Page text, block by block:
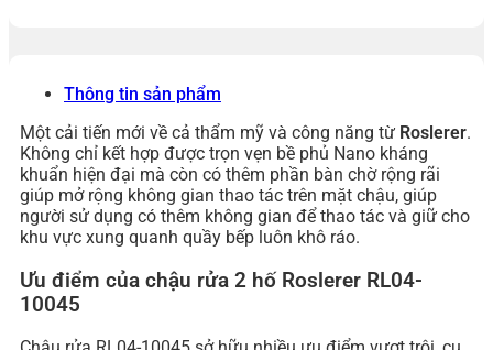
Thông tin sản phẩm
Một cải tiến mới về cả thẩm mỹ và công năng từ Roslerer.
Không chỉ kết hợp được trọn vẹn bề phủ Nano kháng
khuẩn hiện đại mà còn có thêm phần bàn chờ rộng rãi
giúp mở rộng không gian thao tác trên mặt chậu, giúp
người sử dụng có thêm không gian để thao tác và giữ cho
khu vực xung quanh quầy bếp luôn khô ráo.
Ưu điểm của chậu rửa 2 hố Roslerer RL04-
10045